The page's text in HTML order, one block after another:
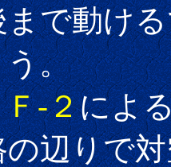
で動け
Ｆ-２によ
辺りで